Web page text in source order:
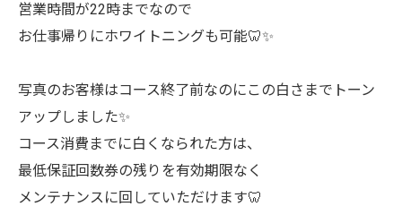
営業時間が22時までなので
お仕事帰りにホワイトニングも可能🦷✨
写真のお客様はコース終了前なのにこの白さまでトーン
アップしました✨
コース消費までに白くなられた方は、
最低保証回数券の残りを有効期限なく
メンテナンスに回していただけます🦷